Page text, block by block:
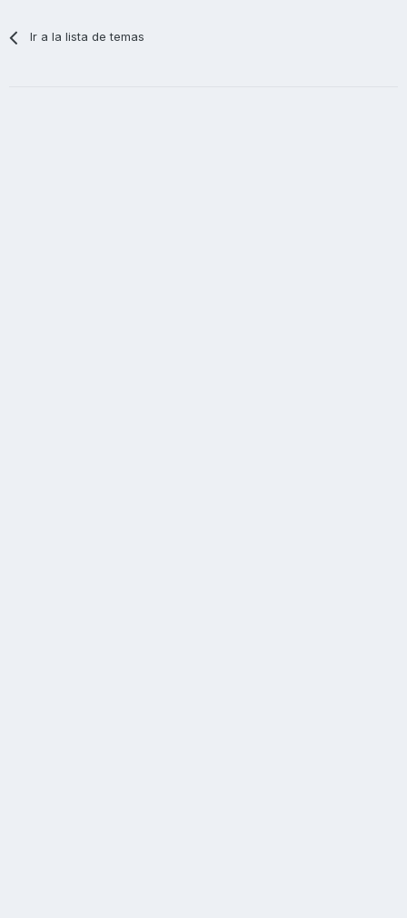
Ir a la lista de temas